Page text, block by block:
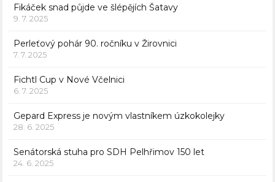
Fikáček snad půjde ve šlépějích Šatavy
9. 7. 2025
Perleťový pohár 90. ročníku v Žirovnici
7. 7. 2025
Fichtl Cup v Nové Včelnici
6. 7. 2025
Gepard Express je novým vlastníkem úzkokolejky
28. 6. 2025
Senátorská stuha pro SDH Pelhřimov 150 let
24. 6. 2025